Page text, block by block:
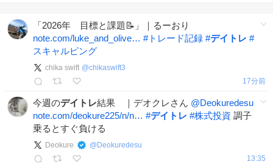
「2026年 目標と課題📝」｜るーおり
note.com/luke_and_olive… #トレード記録 #デイトレ #
スキャルピング
chika swift @chikaswift3
17分前
今週のデイトレ結果 ｜デオクレさん @Deokuredesu
note.com/deokure225/n/n… #デイトレ #株式投資 調子
乗るとすぐ負ける
Deokure @ Deokuredesu
13:35